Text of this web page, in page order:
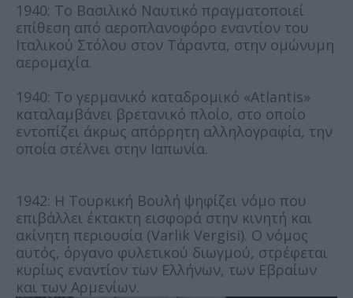
1940: Το Βασιλικό Ναυτικό πραγματοποιεί
επίθεση από αεροπλανοφόρο εναντίον του
Ιταλικού Στόλου στον Τάραντα, στην ομώνυμη
αερομαχία.
1940: Το γερμανικό καταδρομικό «Atlantis»
καταλαμβάνει βρετανικό πλοίο, στο οποίο
εντοπίζει άκρως απόρρητη αλληλογραφία, την
οποία στέλνει στην Ιαπωνία.
1942: Η Τουρκική Βουλή ψηφίζει νόμο που
επιβάλλει έκτακτη εισφορά στην κινητή και
ακίνητη περιουσία (Varlik Vergisi). Ο νόμος
αυτός, όργανο φυλετικού διωγμού, στρέφεται
κυρίως εναντίον των Ελλήνων, των Εβραίων
και των Αρμενίων.